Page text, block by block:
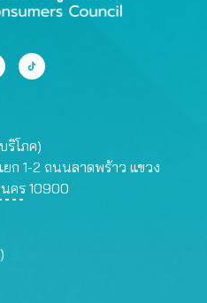
ริโภค)
ยก 1-2 ถนนลาดพร้าว แขวง
คร 10900